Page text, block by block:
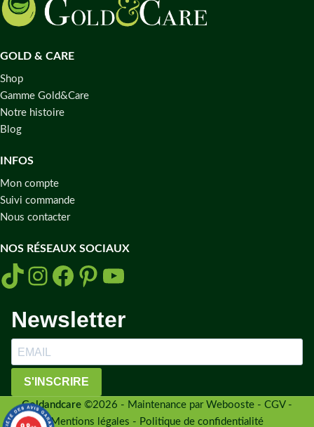
GOLD & CARE
Shop
Gamme Gold&Care
Notre histoire
Blog
INFOS
Mon compte
Suivi commande
Nous contacter
NOS RÉSEAUX SOCIAUX
Newsletter
S'INSCRIRE
Goldandcare ©2026 - Maintenance par Webooste - CGV -
Mentions légales - Politique de confidentialité